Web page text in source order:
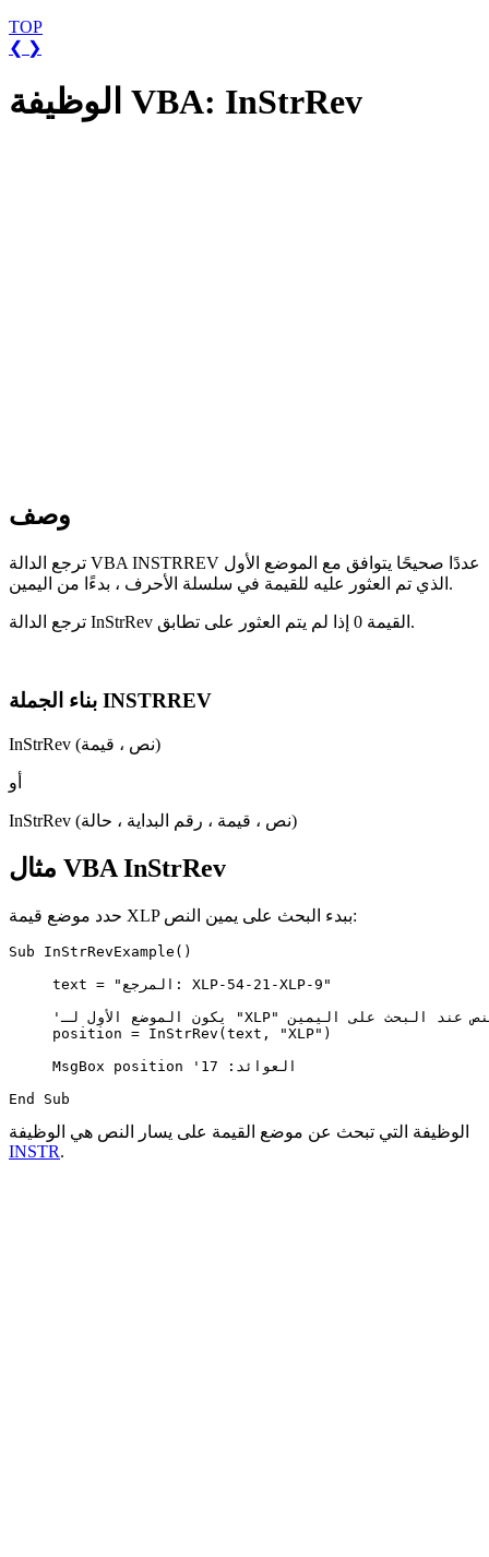
TOP
❮ ❯
الوظيفة VBA: InStrRev
وصف
ترجع الدالة VBA INSTRREV عددًا صحيحًا يتوافق مع الموضع الأول
الذي تم العثور عليه للقيمة في سلسلة الأحرف ، بدءًا من اليمين.
ترجع الدالة InStrRev القيمة 0 إذا لم يتم العثور على تطابق.
بناء الجملة INSTRREV
InStrRev (نص ، قيمة)
أو
InStrRev (نص ، قيمة ، رقم البداية ، حالة)
مثال VBA InStrRev
حدد موضع قيمة XLP ببدء البحث على يمين النص:
Sub InStrRevExample()
     text = "المرجع: XLP-54-21-XLP-9"
     'يكون الموضع الأول لـ "XLP" في النص عند البحث على اليمين
     position = InStrRev(text, "XLP")
     MsgBox position 'العوائد: 17
الوظيفة التي تبحث عن موضع القيمة على يسار النص هي الوظيفة
INSTR.